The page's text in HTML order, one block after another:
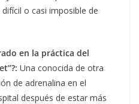
o casi imposible de
en la práctica del
Una conocida de otra
de adrenalina en el
después de estar más